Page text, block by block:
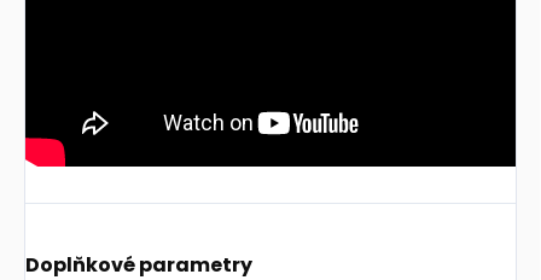
Doplňkové parametry